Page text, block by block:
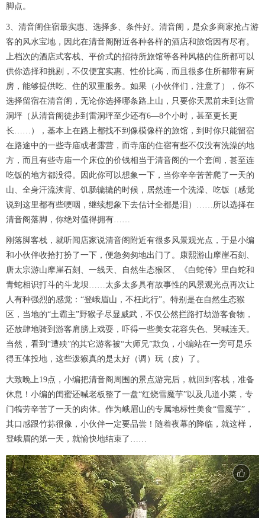
脚点。
3、清音阁住宿最实惠、选择多、条件好。清音阁，是众多商家抢占游
客的风水宝地，因此在清音阁附近各种各样的酒店和旅馆因有尽有。
上档次的酒店式客栈、平价式的招待所旅馆等各种风格的住所都可以
供你选择和挑剔，不仅便宜实惠、性价比高，而且很多住所都带有厨
房，能够提供吃、住的双重服务。如果（小伙伴们，注意了），你不
选择留宿在清音阁，无论你选择哪条路上山，只要你天黑前未到达雷
洞坪（从清音阁徒步到雷洞坪至少还有6—8个小时，甚至更长更
长……），基本上在路上都找不到像模像样的旅馆，到时你只能留宿
在路途中的一些寺庙或者露营，而寺庙的住宿有些不仅没有洗澡的地
方，而且有些寺庙一个床位的价钱相当于清音阁的一个套间，甚至连
吃饭的地方都没得。因此你可以想象一下，当你辛辛苦苦爬了一天的
山、全身汗流浃背、饥肠辘辘的时候，居然连一个洗澡、吃饭（感觉
说到这里都有些哽咽，继续想象下去估计全都是泪）……所以选择在
清音阁落脚，你绝对值得拥有……
刚落脚客栈，就听闻店家说清音阁附近有很多风景观光点，于是小编
和小伙伴收拾打扮了一下，便急匆匆地出门了。康熙游山摩崖石刻、
唐太宗游山摩崖石刻、一线天、自然生态猴区、《白蛇传》里白蛇和
青蛇相识打斗的斗龙坝……太多太多具有故事性的风景观光点再次让
人有种强烈的感觉：“登峨眉山，不枉此行”。特别是在自然生态猴
区，当地的“土霸主”野猴子尽显威武，不仅公然拦路打劫游客食物，
还放肆地骑到游客肩膀上戏耍，吓得一些美女花容失色、哭喊连天。
当然，看到“遭殃”的其它游客被“大师兄”欺负，小编站在一旁可是乐
得五体投地，这些泼猴真的是太好（调）玩（皮）了。
大致晚上19点，小编把清音阁周围的景点游完后，就回到客栈，准备
休息！小编的闺蜜还喊老板整了一盘“红烧雪魔芋”以及几道小菜，专
门犒劳辛苦了一天的肉体。作为峨眉山的专属地标性美食“雪魔芋”，
其口感跟竹荪很像，小伙伴一定要品尝！随着夜幕的降临，就这样，
登峨眉的第一天，就愉快地结束了……